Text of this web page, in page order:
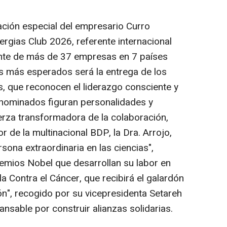
especial del empresario Curro
Club 2026, referente internacional
de más de 37 empresas en 7 países
más esperados será la entrega de los
que reconocen el liderazgo consciente y
figuran personalidades y
transformadora de la colaboración,
de la multinacional BDP, la Dra. Arrojo,
extraordinaria en las ciencias",
Nobel que desarrollan su labor en
Contra el Cáncer, que recibirá el galardón
recogido por su vicepresidenta Setareh
por construir alianzas solidarias.